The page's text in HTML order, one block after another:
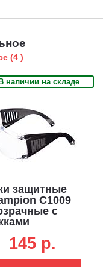
(4 )
наличии на складе
защитные
C1009
с
145 p.